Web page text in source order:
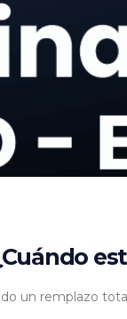
un remplazo